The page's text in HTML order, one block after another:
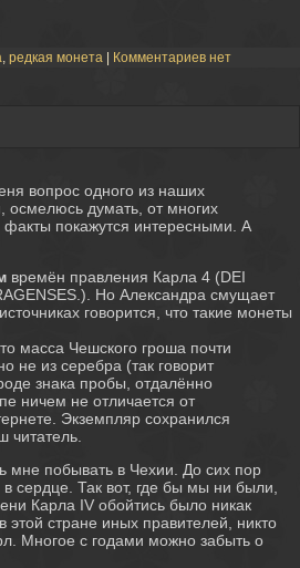
, редкая монета Комментариев нет
вопрос одного из наших
осмелюсь думать, от многих
покажутся интересными. А
времён правления Карла 4 (DEI
Но Александра смущает
говорится, что такие монеты
масса Чешского гроша почти
не из серебра (так говорит
знака пробы, отдалённо
ничем не отличается от
Экземпляр сохранился
читатель.
мне побывать в Чехии. До сих пор
сердце. Так вот, где бы мы ни были,
Карла IV обойтись было никак
этой стране иных правителей, никто
Многое с годами можно забыть о